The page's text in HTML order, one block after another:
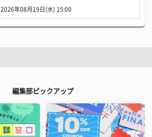
2026年08月19日(水) 15:00
編集部ピックアップ